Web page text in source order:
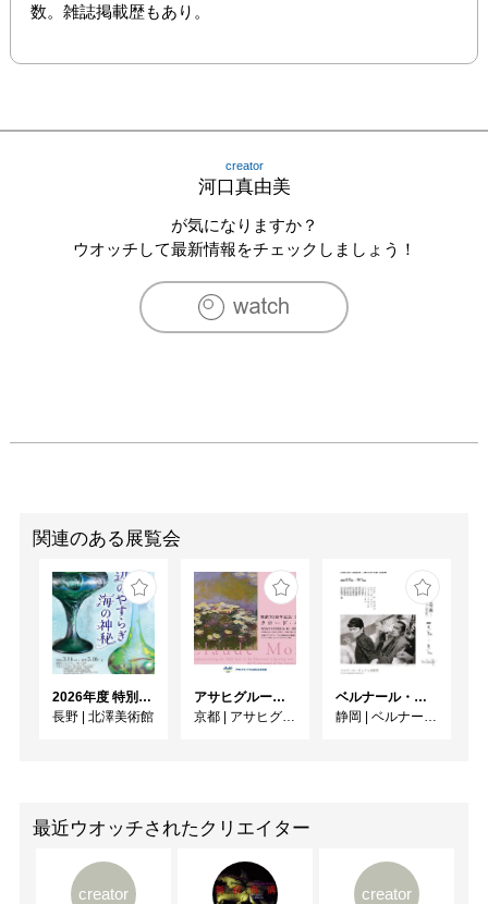
数。雑誌掲載歴もあり。
creator
河口真由美
が気になりますか？
ウオッチして最新情報をチェックしましょう！
関連のある展覧会
2026年度 特別展「ガレとドーム、アール･ヌーヴォーのガラス 水辺のやすらぎ、海の神秘」
長野 | 北澤美術館
アサヒグループ大山崎山荘美術館 開館30周年記念展「没後100年 クロード・モネ」
京都 | アサヒグループ大山崎山荘美術館
ベルナール・ビュフェと写真 ーカメラがとらえたビュフェとその時代、そして21 世紀へ
静岡 | ベルナール・ビュフェ美術館
最近ウオッチされたクリエイター
creator creator